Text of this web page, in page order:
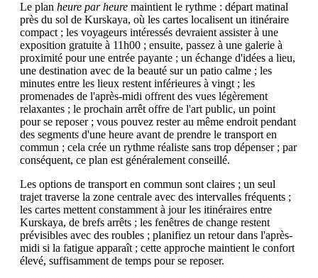
Le plan heure par heure maintient le rythme : départ matinal
près du sol de Kurskaya, où les cartes localisent un itinéraire
compact ; les voyageurs intéressés devraient assister à une
exposition gratuite à 11h00 ; ensuite, passez à une galerie à
proximité pour une entrée payante ; un échange d'idées a lieu,
une destination avec de la beauté sur un patio calme ; les
minutes entre les lieux restent inférieures à vingt ; les
promenades de l'après-midi offrent des vues légèrement
relaxantes ; le prochain arrêt offre de l'art public, un point
pour se reposer ; vous pouvez rester au même endroit pendant
des segments d'une heure avant de prendre le transport en
commun ; cela crée un rythme réaliste sans trop dépenser ; par
conséquent, ce plan est généralement conseillé.
Les options de transport en commun sont claires ; un seul
trajet traverse la zone centrale avec des intervalles fréquents ;
les cartes mettent constamment à jour les itinéraires entre
Kurskaya, de brefs arrêts ; les fenêtres de change restent
prévisibles avec des roubles ; planifiez un retour dans l'après-
midi si la fatigue apparaît ; cette approche maintient le confort
élevé, suffisamment de temps pour se reposer.